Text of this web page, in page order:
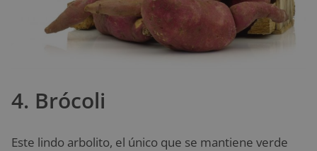
4. Brócoli
Este lindo arbolito, el único que se mantiene verde